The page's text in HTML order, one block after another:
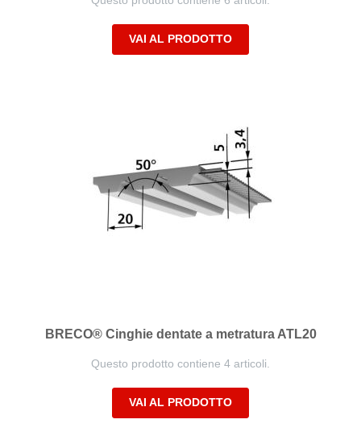
VAI AL PRODOTTO
BRECO® Cinghie dentate a metratura ATL20
Questo prodotto contiene 4 articoli.
VAI AL PRODOTTO